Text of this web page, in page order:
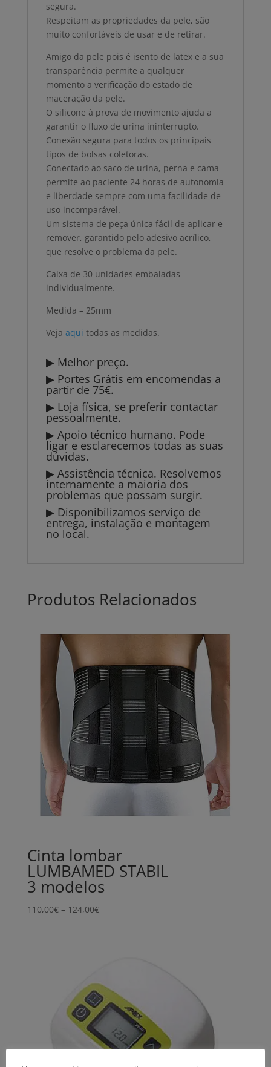
segura.
Respeitam as propriedades da pele, são
muito confortáveis de usar e de retirar.
Amigo da pele pois é isento de latex e a sua
transparência permite a qualquer
momento a verificação do estado de
maceração da pele.
O silicone à prova de movimento ajuda a
garantir o fluxo de urina ininterrupto.
Conexão segura para todos os principais
tipos de bolsas coletoras.
Conectado ao saco de urina, perna e cama
permite ao paciente 24 horas de autonomia
e liberdade sempre com uma facilidade de
uso incomparável.
Um sistema de peça única fácil de aplicar e
remover, garantido pelo adesivo acrílico,
que resolve o problema da pele.
Caixa de 30 unidades embaladas
individualmente.
Medida – 25mm
Veja aqui todas as medidas.
▶ Melhor preço.
▶ Portes Grátis em encomendas a
partir de 75€.
▶ Loja física, se preferir contactar
pessoalmente.
▶ Apoio técnico humano. Pode
ligar e esclarecemos todas as suas
dúvidas.
▶ Assistência técnica. Resolvemos
internamente a maioria dos
problemas que possam surgir.
▶ Disponibilizamos serviço de
entrega, instalação e montagem
no local.
Produtos Relacionados
Cinta lombar
LUMBAMED STABIL
3 modelos
110,00€ – 124,00€Price